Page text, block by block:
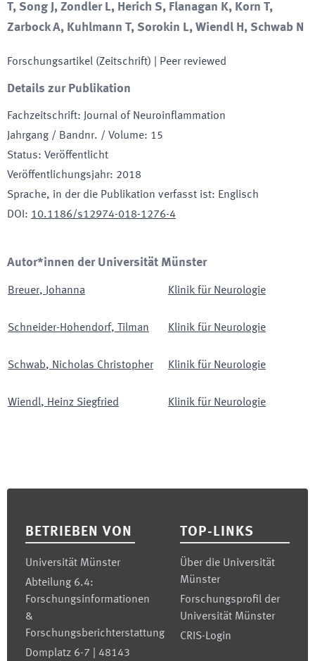
T, Song J, Zondler L, Herich S, Flanagan K, Korn T,
Zarbock A, Kuhlmann T, Sorokin L, Wiendl H, Schwab N
Forschungsartikel (Zeitschrift) | Peer reviewed
Details zur Publikation
Fachzeitschrift:
Journal of Neuroinflammation
Jahrgang / Bandnr. / Volume: 15
Status: Veröffentlicht
Veröffentlichungsjahr: 2018
Sprache, in der die Publikation verfasst ist: Englisch
DOI : 10.1186/s12974-018-1276-4
Autor*innen der Universität Münster
Breuer, Johanna Klinik für Neurologie
Schneider-Hohendorf, Tilman Klinik für Neurologie
Schwab, Nicholas Christopher Klinik für Neurologie
Wiendl, Heinz Siegfried Klinik für Neurologie
BETRIEBEN VON
Universität Münster
Abteilung 6.4:
Forschungsinformationen
&
Forschungsberichterstattung
Domplatz 6-7 | 48143
TOP-LINKS
Über die Universität
Münster
Forschungsprofil der
Universität Münster
CRIS-Login